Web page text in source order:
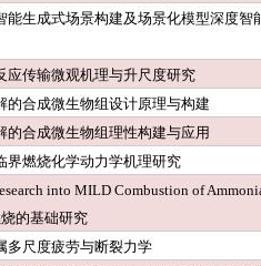
能生成式场景构建及场景化模型深度智
应传输微观机理与升尺度研究
的合成微生物组设计原理与构建
的合成微生物组理性构建与应用
界燃烧化学动力学机理研究
into MILD Combustion of
的基础研究
多尺度疲劳与断裂力学